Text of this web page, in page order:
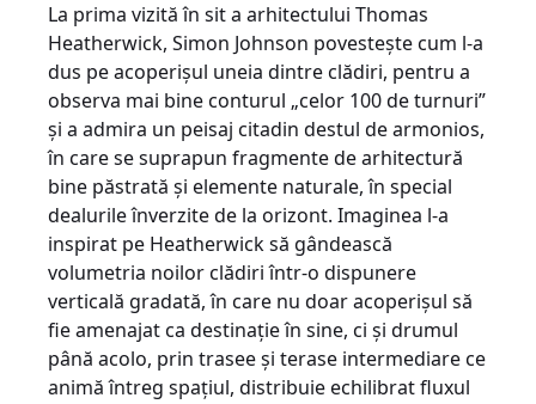
La prima vizită în sit a arhitectului Thomas
Heatherwick, Simon Johnson povestește cum l-a
dus pe acoperișul uneia dintre clădiri, pentru a
observa mai bine conturul „celor 100 de turnuri”
și a admira un peisaj citadin destul de armonios,
în care se suprapun fragmente de arhitectură
bine păstrată și elemente naturale, în special
dealurile înverzite de la orizont. Imaginea l-a
inspirat pe Heatherwick să gândească
volumetria noilor clădiri într-o dispunere
verticală gradată, în care nu doar acoperișul să
fie amenajat ca destinație în sine, ci și drumul
până acolo, prin trasee și terase intermediare ce
animă întreg spațiul, distribuie echilibrat fluxul